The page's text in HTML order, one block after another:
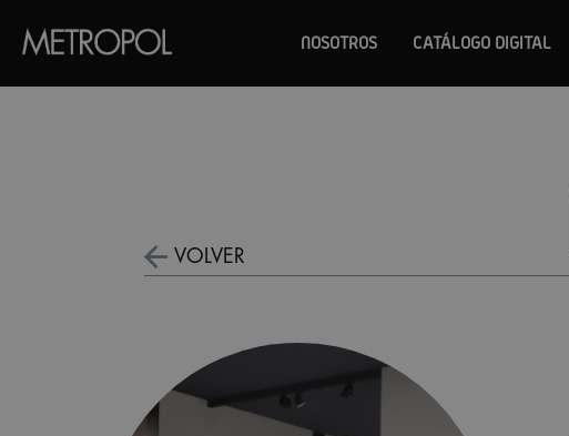
NOSOTROS CATÁLOGO DIGITAL
VOLVER